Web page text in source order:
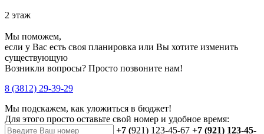
2 этаж
Мы поможем,
если у Вас есть своя планировка или Вы хотите изменить
существующую
Возникли вопросы? Просто позвоните нам!
8 (3812) 29-39-29
Мы подскажем, как уложиться в бюджет!
Для этого просто оставьте свой номер и удобное время:
+7 (921) 123-45-67 +7 (921) 123-45-